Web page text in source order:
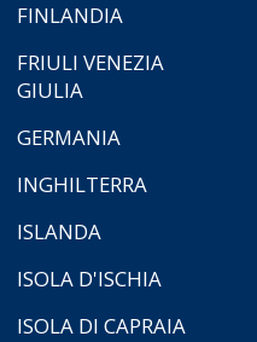
FINLANDIA
FRIULI VENEZIA
GIULIA
GERMANIA
INGHILTERRA
ISLANDA
ISOLA D'ISCHIA
ISOLA DI CAPRAIA